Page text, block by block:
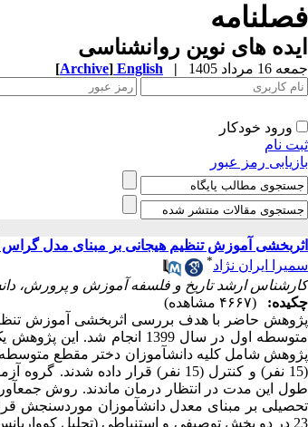
فصلنامه
ایده های نوین روانشناسی
جمعه 16 مرداد 1405 |
English
[Archive]
ورود خودکار
ثبت نام
بازیابی رمز عبور
اثربخشی آموزش تنظیم هیجانی بر مبنای مدل
سمیرا ایران نژاد*
کارشناس ارشد تاریخ و فلسفه آموزش و پرورش،
چکیده:
(۴۶۶۷ مشاهده)
پژوهش حاضر با هدف بررسی اثربخشی آموزش
متوسطه اول در سال 1399
انجام شد. این پژوهش
پژوهش شامل کلیه دانشآموزان دختر مقطع متوسطه اول منطقه
طول این مدت در انتظار درمان ماندند. روش
تحصیلی بر مبنای معدل دانشآموزان موردسنجش
23 در دو بخش توصیفی و استنباطی (تحلیل